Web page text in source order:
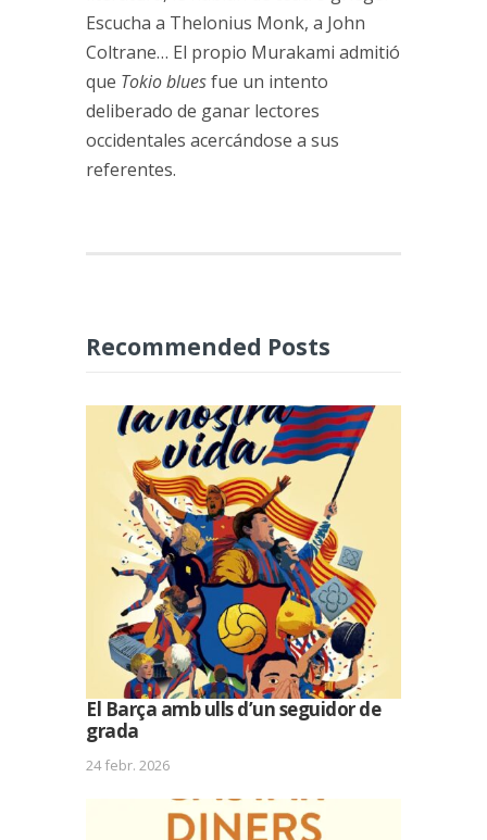
Escucha a Thelonius Monk, a John
Coltrane… El propio Murakami admitió
que Tokio bluesfue un intento
deliberado de ganar lectores
occidentales acercándose a sus
referentes.
Recommended Posts
El Barça amb ulls d’un seguidor de
grada
24 febr. 2026